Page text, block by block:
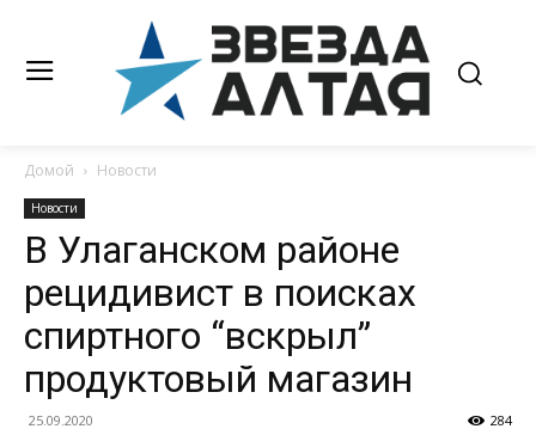
Домой Новости
Новости
В Улаганском районе
рецидивист в поисках
спиртного “вскрыл”
продуктовый магазин
25.09.2020 284